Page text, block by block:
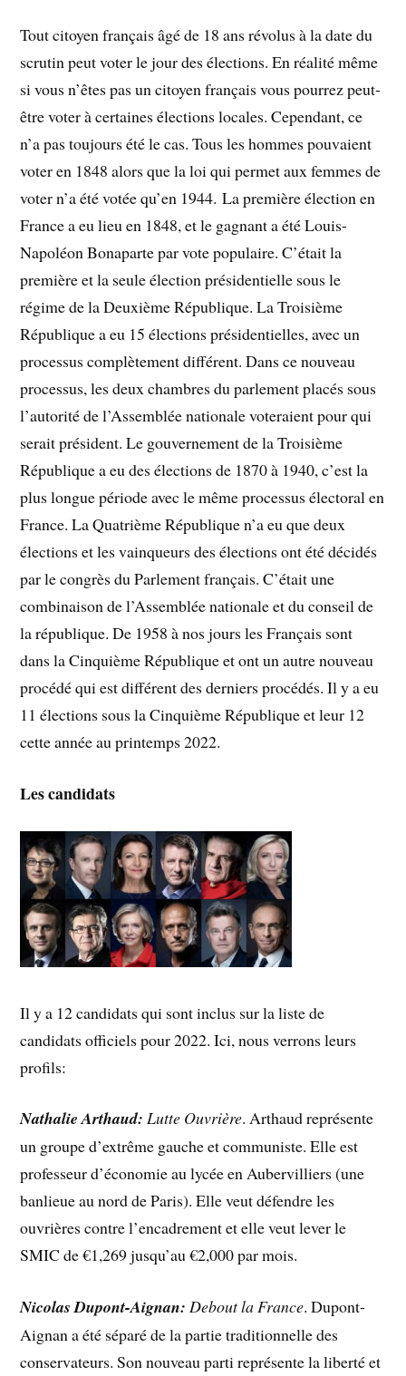
Tout citoyen français âgé de 18 ans révolus à la date du
scrutin peut voter le jour des élections. En réalité même
si vous n’êtes pas un citoyen français vous pourrez peut-
être voter à certaines élections locales. Cependant, ce
n’a pas toujours été le cas. Tous les hommes pouvaient
voter en 1848 alors que la loi qui permet aux femmes de
voter n’a été votée qu’en 1944. La première élection en
France a eu lieu en 1848, et le gagnant a été Louis-
Napoléon Bonaparte par vote populaire. C’était la
première et la seule élection présidentielle sous le
régime de la Deuxième République. La Troisième
République a eu 15 élections présidentielles, avec un
processus complètement différent. Dans ce nouveau
processus, les deux chambres du parlement placés sous
l’autorité de l’Assemblée nationale voteraient pour qui
serait président. Le gouvernement de la Troisième
République a eu des élections de 1870 à 1940, c’est la
plus longue période avec le même processus électoral en
France. La Quatrième République n’a eu que deux
élections et les vainqueurs des élections ont été décidés
par le congrès du Parlement français. C’était une
combinaison de l’Assemblée nationale et du conseil de
la république. De 1958 à nos jours les Français sont
dans la Cinquième République et ont un autre nouveau
procédé qui est différent des derniers procédés. Il y a eu
11 élections sous la Cinquième République et leur 12
cette année au printemps 2022.
Les candidats
Il y a 12 candidats qui sont inclus sur la liste de
candidats officiels pour 2022. Ici, nous verrons leurs
profils:
Nathalie Arthaud: Lutte Ouvrière. Arthaud représente
un groupe d’extrême gauche et communiste. Elle est
professeur d’économie au lycée en Aubervilliers (une
banlieue au nord de Paris). Elle veut défendre les
ouvrières contre l’encadrement et elle veut lever le
SMIC de €1,269 jusqu’au €2,000 par mois.
Nicolas Dupont-Aignan: Debout la France. Dupont-
Aignan a été séparé de la partie traditionnelle des
conservateurs. Son nouveau parti représente la liberté et